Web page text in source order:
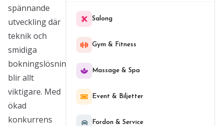
spännande
utveckling där
teknik och
smidiga
bokningslösningar
blir allt
viktigare. Med
ökad
konkurrens
Salong
Gym & Fitness
Massage & Spa
Event & Biljetter
Fordon & Service